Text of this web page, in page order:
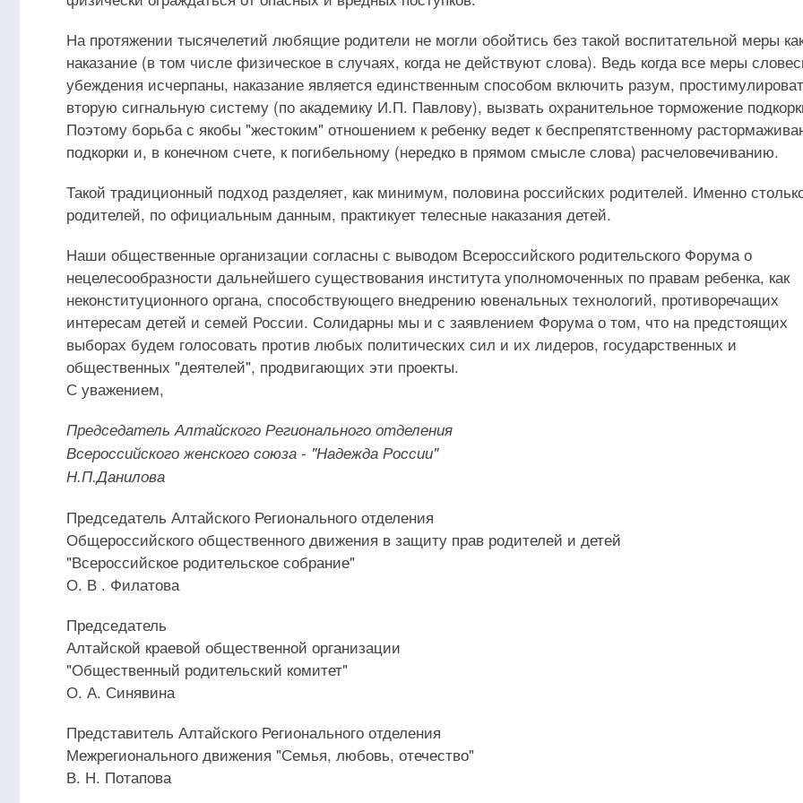
На протяжении тысячелетий любящие родители не могли обойтись без такой воспитательной меры
наказание (в том числе физическое в случаях, когда не действуют слова). Ведь когда все меры
убеждения исчерпаны, наказание является единственным способом включить разум,
вторую сигнальную систему (по академику И.П. Павлову), вызвать охранительное торможение
Поэтому борьба с якобы "жестоким" отношением к ребенку ведет к беспрепятственному
подкорки и, в конечном счете, к погибельному (нередко в прямом смысле слова) расчеловечиванию.
Такой традиционный подход разделяет, как минимум, половина российских родителей. Именно
родителей, по официальным данным, практикует телесные наказания детей.
Наши общественные организации согласны с выводом Всероссийского родительского Форума о
нецелесообразности дальнейшего существования института уполномоченных по правам ребенка, как
неконституционного органа, способствующего внедрению ювенальных технологий, противоречащих
интересам детей и семей России. Солидарны мы и с заявлением Форума о том, что на предстоящих
выборах будем голосовать против любых политических сил и их лидеров, государственных и
общественных "деятелей", продвигающих эти проекты.
С уважением,
Председатель Алтайского Регионального отделения
Всероссийского женского союза - "Надежда России"
Н.П.Данилова
Председатель Алтайского Регионального отделения
Общероссийского общественного движения в защиту прав родителей и детей
"Всероссийское родительское собрание"
О. В . Филатова
Председатель
Алтайской краевой общественной организации
"Общественный родительский комитет"
О. А. Синявина
Представитель Алтайского Регионального отделения
Межрегионального движения "Семья, любовь, отечество"
В. Н. Потапова